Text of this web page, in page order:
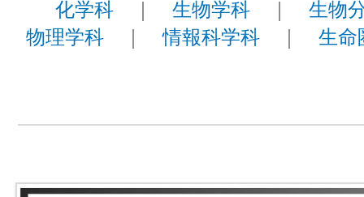
化学科 ｜ 生物学科 ｜ 生物
物理学科 ｜情報科学科 ｜ 生命